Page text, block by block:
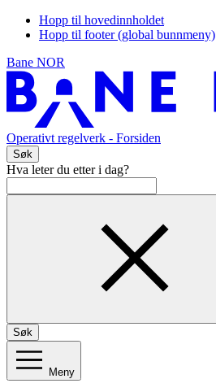
Hopp til hovedinnholdet
Hopp til footer (global bunnmeny)
Bane NOR
Operativt regelverk - Forsiden
Søk
Hva leter du etter i dag?
Søk
Meny